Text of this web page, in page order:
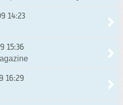
14:23
15:36
16:29